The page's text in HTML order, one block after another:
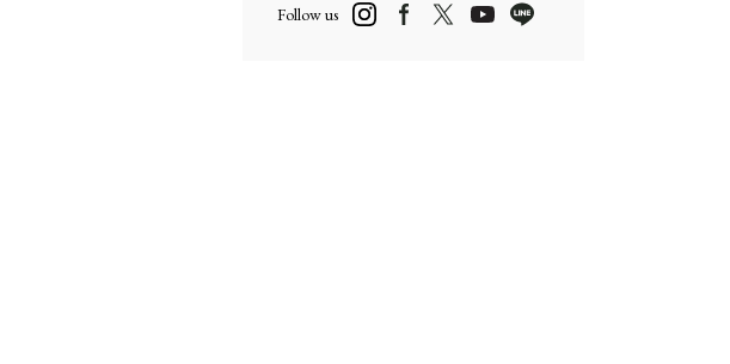
2月（13）
4月（2）
4月（16）
Follow us